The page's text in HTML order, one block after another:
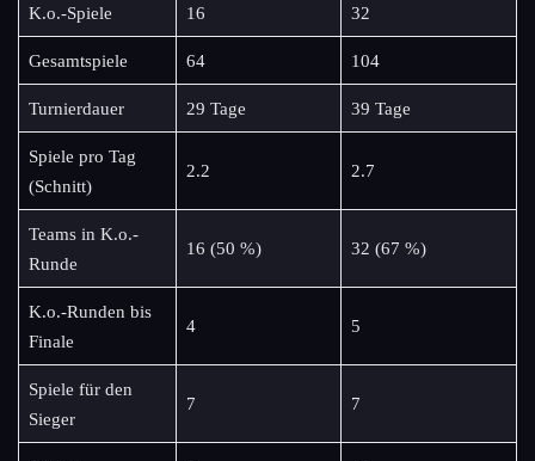
K.o.-Spiele 16 32
Gesamtspiele 64 104
Turnierdauer 29 Tage 39 Tage
Spiele pro Tag
(Schnitt)
2.2 2.7
Teams in K.o.-
Runde
16 (50 %) 32 (67 %)
K.o.-Runden bis
Finale
4 5
Spiele für den
Sieger
7 7